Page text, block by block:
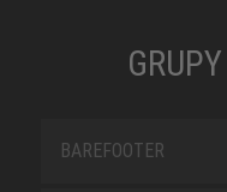
BAREFOOTER